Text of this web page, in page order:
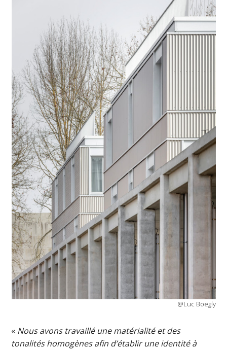
@Luc Boegly
« Nous avons travaillé une matérialité et des
tonalités homogènes afin d’établir une identité à